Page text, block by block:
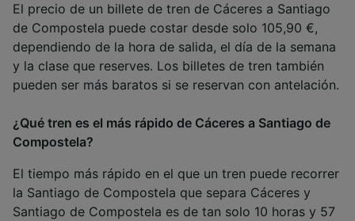
El precio de un billete de tren de Cáceres a Santiago
de Compostela puede costar desde solo 105,90 €,
dependiendo de la hora de salida, el día de la semana
y la clase que reserves. Los billetes de tren también
pueden ser más baratos si se reservan con antelación.
¿Qué tren es el más rápido de Cáceres a Santiago de
Compostela?
El tiempo más rápido en el que un tren puede recorrer
la Santiago de Compostela que separa Cáceres y
Santiago de Compostela es de tan solo 10 horas y 57